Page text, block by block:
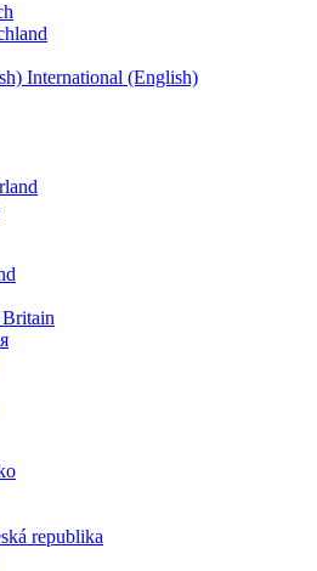
International (English)
republika